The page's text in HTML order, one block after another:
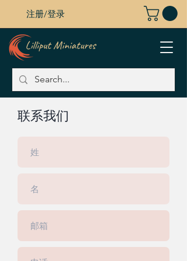
注册/登录
联系我们